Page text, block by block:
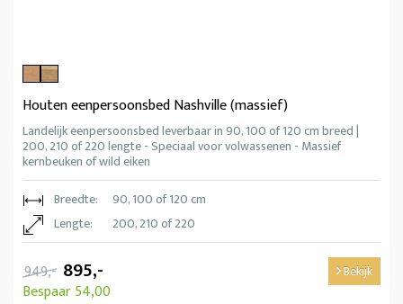
Houten eenpersoonsbed Nashville (massief)
Landelijk eenpersoonsbed leverbaar in 90, 100 of 120 cm breed |
200, 210 of 220 lengte - Speciaal voor volwassenen - Massief
kernbeuken of wild eiken
Breedte:
90, 100 of 120 cm
Lengte:
200, 210 of 220
949,- 895,-
Bespaar 54,00
Bekijk